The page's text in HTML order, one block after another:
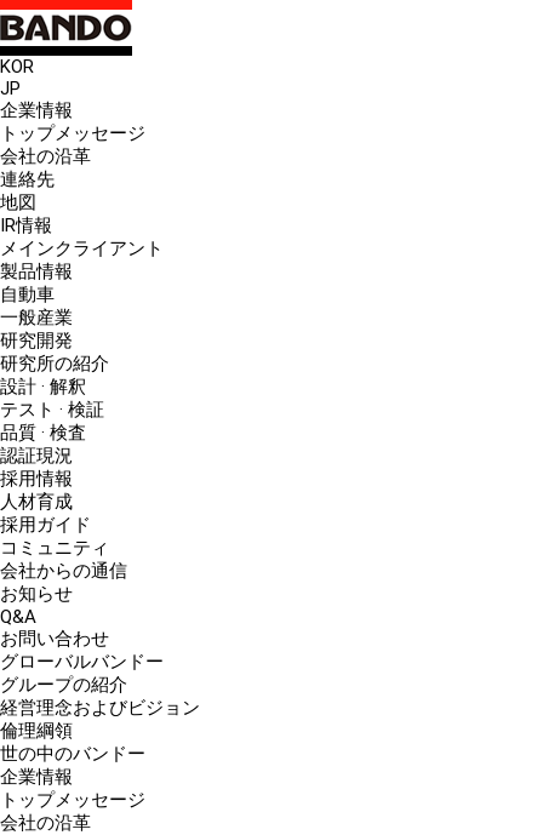
KOR
JP
企業情報
トップメッセージ
会社の沿革
連絡先
地図
IR情報
メインクライアント
製品情報
自動車
一般産業
研究開発
研究所の紹介
設計 · 解釈
テスト · 検証
品質 · 検査
認証現況
採用情報
人材育成
採用ガイド
コミュニティ
会社からの通信
お知らせ
Q&A
お問い合わせ
グローバルバンドー
グループの紹介
経営理念およびビジョン
倫理綱領
世の中のバンドー
企業情報
トップメッセージ
会社の沿革